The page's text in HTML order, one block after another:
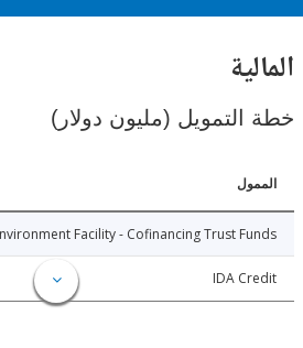
(مليون دولار)
Global Environment Facility - Cofinancing Trust
IDA